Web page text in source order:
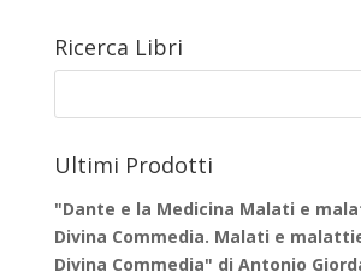
Ricerca Libri
Ultimi Prodotti
"Dante e la Medicina Malati e
Divina Commedia. Malati e
Divina Commedia" di Antonio